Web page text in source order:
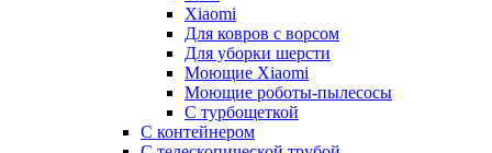
Xiaomi
Для ковров с ворсом
Для уборки шерсти
Моющие Xiaomi
Моющие роботы-пылесосы
С турбощеткой
С контейнером